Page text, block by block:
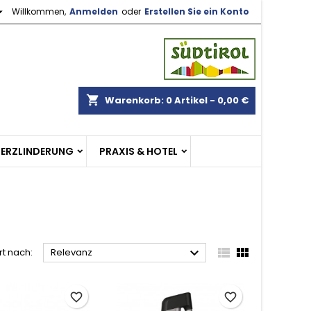
Willkommen, Anmelden oder Erstellen Sie ein Konto
shopping_cart Warenkorb: 0Artikel - 0,00 €
PRAXIS & HOTEL
nach: Relevanz   
favorite_border favorite_border